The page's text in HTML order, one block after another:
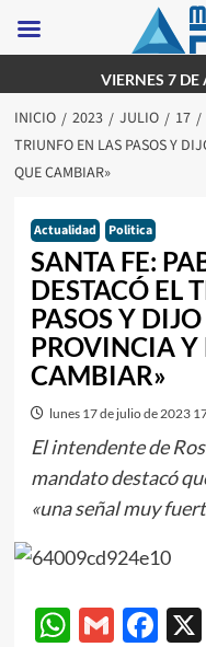
al
contenido
VIERNES 7
INICIO 2023 JULIO 17
TRIUNFO EN LAS PASOS Y
QUE CAMBIAR»
Actualidad Politica
SANTA FE:
DESTACÓ EL
PASOS Y
PROVINCIA Y
CAMBIAR»
lunes 17 de julio de 2023
El intendente de
mandato destacó
«una señal muy
Gmail